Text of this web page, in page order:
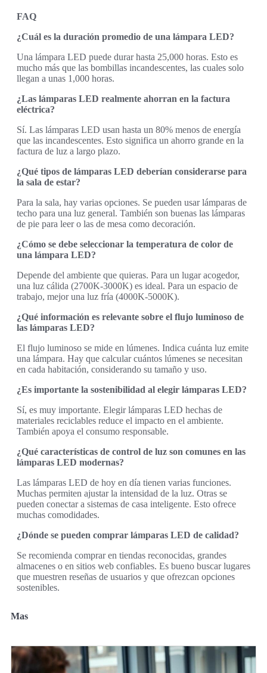
FAQ
¿Cuál es la duración promedio de una lámpara LED?
Una lámpara LED puede durar hasta 25,000 horas. Esto es
mucho más que las bombillas incandescentes, las cuales solo
llegan a unas 1,000 horas.
¿Las lámparas LED realmente ahorran en la factura
eléctrica?
Sí. Las lámparas LED usan hasta un 80% menos de energía
que las incandescentes. Esto significa un ahorro grande en la
factura de luz a largo plazo.
¿Qué tipos de lámparas LED deberían considerarse para
la sala de estar?
Para la sala, hay varias opciones. Se pueden usar lámparas de
techo para una luz general. También son buenas las lámparas
de pie para leer o las de mesa como decoración.
¿Cómo se debe seleccionar la temperatura de color de
una lámpara LED?
Depende del ambiente que quieras. Para un lugar acogedor,
una luz cálida (2700K-3000K) es ideal. Para un espacio de
trabajo, mejor una luz fría (4000K-5000K).
¿Qué información es relevante sobre el flujo luminoso de
las lámparas LED?
El flujo luminoso se mide en lúmenes. Indica cuánta luz emite
una lámpara. Hay que calcular cuántos lúmenes se necesitan
en cada habitación, considerando su tamaño y uso.
¿Es importante la sostenibilidad al elegir lámparas LED?
Sí, es muy importante. Elegir lámparas LED hechas de
materiales reciclables reduce el impacto en el ambiente.
También apoya el consumo responsable.
¿Qué características de control de luz son comunes en las
lámparas LED modernas?
Las lámparas LED de hoy en día tienen varias funciones.
Muchas permiten ajustar la intensidad de la luz. Otras se
pueden conectar a sistemas de casa inteligente. Esto ofrece
muchas comodidades.
¿Dónde se pueden comprar lámparas LED de calidad?
Se recomienda comprar en tiendas reconocidas, grandes
almacenes o en sitios web confiables. Es bueno buscar lugares
que muestren reseñas de usuarios y que ofrezcan opciones
sostenibles.
Mas